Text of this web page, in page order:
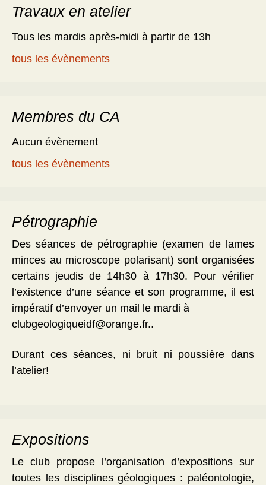
Travaux en atelier
Tous les mardis après-midi à partir de 13h
tous les évènements
Membres du CA
Aucun évènement
tous les évènements
Pétrographie
Des séances de pétrographie (examen de lames
minces au microscope polarisant) sont organisées
certains jeudis de 14h30 à 17h30. Pour vérifier
l’existence d’une séance et son programme, il est
impératif d’envoyer un mail le mardi à
clubgeologiqueidf@orange.fr..
Durant ces séances, ni bruit ni poussière dans
l’atelier!
Expositions
Le club propose l’organisation d’expositions sur
toutes les disciplines géologiques : paléontologie,